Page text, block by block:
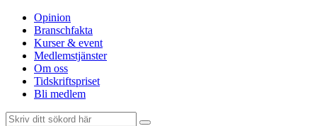
Opinion
Branschfakta
Kurser & event
Medlemstjänster
Om oss
Tidskriftspriset
Bli medlem